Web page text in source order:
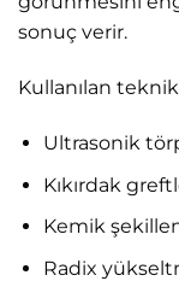
sonuç verir.
Kullanılan
Ultrasonik
Kıkırdak
Kemik
Radix